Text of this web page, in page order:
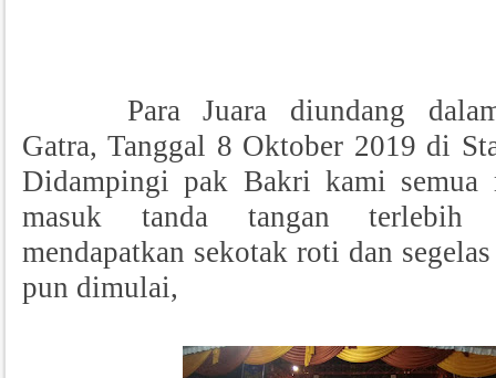
Para Juara diundang
Gatra, Tanggal 8 Oktober 2019 di
Didampingi pak Bakri kami semua
masuk tanda tangan terlebih
mendapatkan sekotak roti dan
pun dimulai,